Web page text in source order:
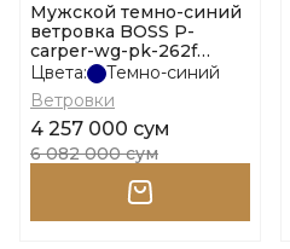
Мужской темно-синий
ветровка BOSS P-
carper-wg-pk-262f
10279340 01 размер 52
Цвета:
Темно-синий
Ветровки
4 257 000 сум
6 082 000 сум